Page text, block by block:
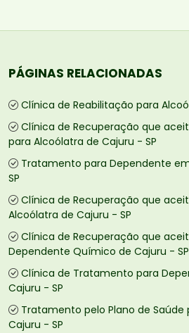
PÁGINAS RELACIONADAS
Clínica de Reabilitação para
Clínica de Recuperação que
para Alcoólatra de Cajuru - SP
Tratamento para Dependente
SP
Clínica de Recuperação que
Alcoólatra de Cajuru - SP
Clínica de Recuperação que
Dependente Químico de Cajuru - SP
Clínica de Tratamento para
Cajuru - SP
Tratamento pelo Plano de Saúde
Cajuru - SP